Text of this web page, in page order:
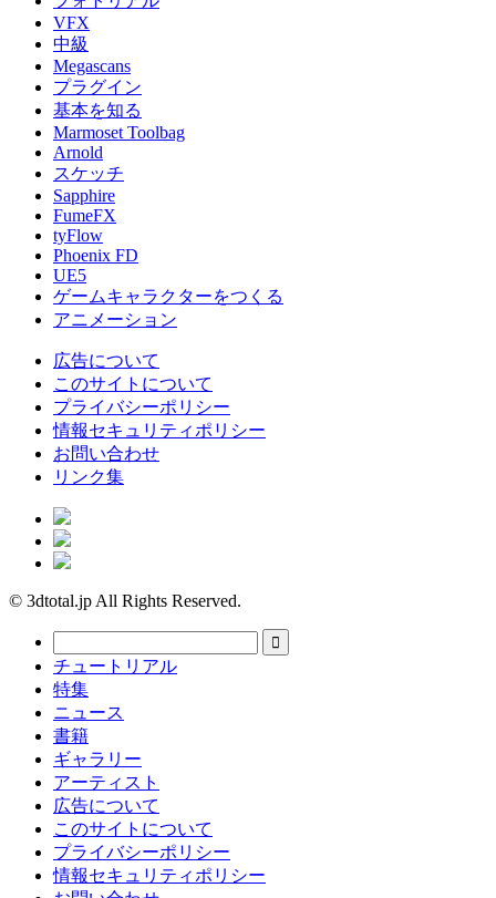
VFX
中級
Megascans
プラグイン
基本を知る
Marmoset Toolbag
Arnold
スケッチ
Sapphire
FumeFX
tyFlow
Phoenix FD
UE5
ゲームキャラクターをつくる
アニメーション
広告について
このサイトについて
プライバシーポリシー
情報セキュリティポリシー
お問い合わせ
リンク集
© 3dtotal.jp All Rights Reserved.
チュートリアル
特集
ニュース
書籍
ギャラリー
アーティスト
広告について
このサイトについて
プライバシーポリシー
情報セキュリティポリシー